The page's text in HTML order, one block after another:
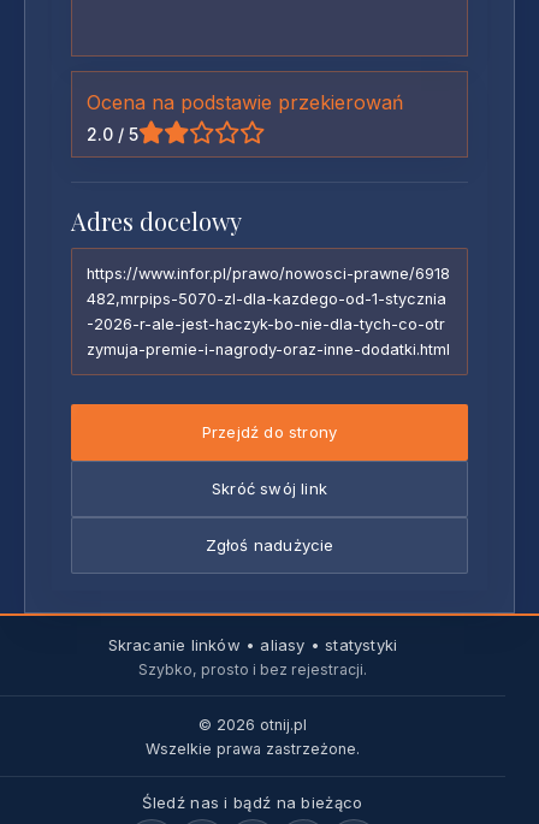
Ocena na podstawie przekierowań
2.0 / 5
Adres docelowy
https://www.infor.pl/prawo/nowosci-prawne/6918
482,mrpips-5070-zl-dla-kazdego-od-1-stycznia
-2026-r-ale-jest-haczyk-bo-nie-dla-tych-co-otr
zymuja-premie-i-nagrody-oraz-inne-dodatki.html
Przejdź do strony
Skróć swój link
Zgłoś nadużycie
Skracanie linków • aliasy • statystyki
Szybko, prosto i bez rejestracji.
© 2026 otnij.pl
Wszelkie prawa zastrzeżone.
Śledź nas i bądź na bieżąco